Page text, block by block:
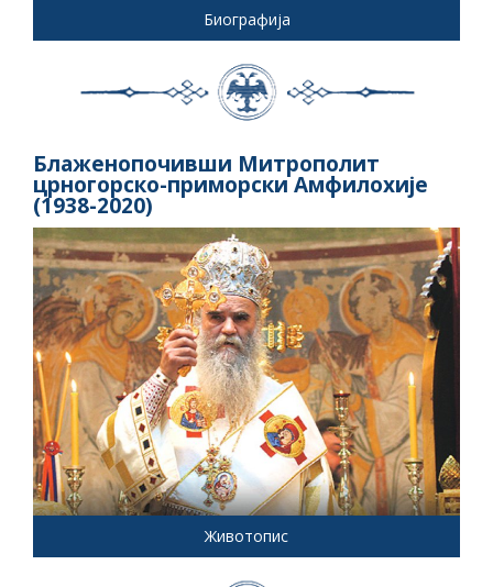
Биографија
Блаженопочивши Митрополит
црногорско-приморски Амфилохије
(1938-2020)
Животопис